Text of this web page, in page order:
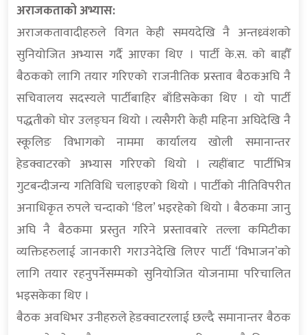
अराजकताको अभ्यास:
अराजकतावादीहरुले विगत केही समयदेखि नै अन्तध्र्वंशको
सुनियोजित अभ्यास गर्दै आएका थिए । पार्टी के.स. को बाह्रौँ
बैठकको लागि तयार गरिएको राजनीतिक प्रस्ताव बैठकअघि नै
सचिवालय सदस्यले पार्टीबाहिर बाँडिसकेका थिए । यो पार्टी
पद्धतीको घोर उलङ्घन थियो । त्यसैगरी केही महिना अघिदेखि नै
स्कूलिङ विभागको नाममा कार्यालय खोली समानान्तर
हेडक्वाटरको अभ्यास गरिएको थियो । त्यहींबाट पार्टीभित्र
गुटबन्दीजन्य गतिविधि चलाइएको थियो । पार्टीको नीतिविपरीत
अनाधिकृत रुपले चन्दाको ‘डिल’ भइरहेको थियो । बैठकमा जानु
अघि नै बैठकमा प्रस्तुत गरिने प्रस्तावबारे तल्ला कमिटीका
व्यक्तिहरुलाई जानकारी गराउनेदेखि लिएर पार्टी ‘विभाजन’को
लागि तयार रहनुपर्नेसम्मको सुनियोजित योजनामा परिचालित
भइसकेका थिए ।
बैठक अवधिभर उनीहरुले हेडक्वाटरलाई छल्दै समानान्तर बैठक